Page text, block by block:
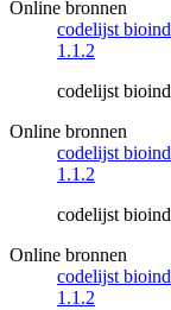
Online bronnen
codelijst
1.1.2
codelijst
Online bronnen
codelijst
1.1.2
codelijst
Online bronnen
codelijst
1.1.2